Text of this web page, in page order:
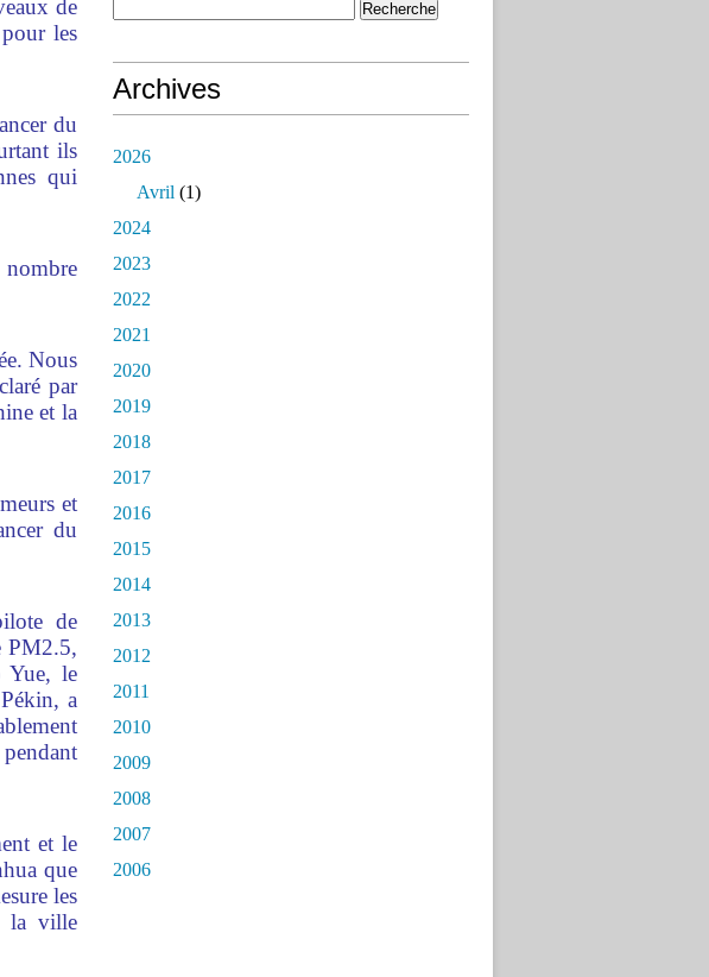
de
les
du
ils
qui
nombre
Nous
par
et la
et
du
de
PM2.5,
Yue, le
a
et le
que
les
la ville
Archives
2026
Avril (1)
2024
2023
2022
2021
2020
2019
2018
2017
2016
2015
2014
2013
2012
2011
2010
2009
2008
2007
2006